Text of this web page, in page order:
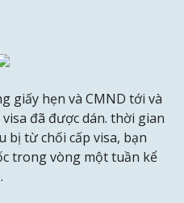
giấy hẹn và CMND tới và
đã được dán. thời gian
bị từ chối cấp visa, bạn
trong vòng một tuần kể